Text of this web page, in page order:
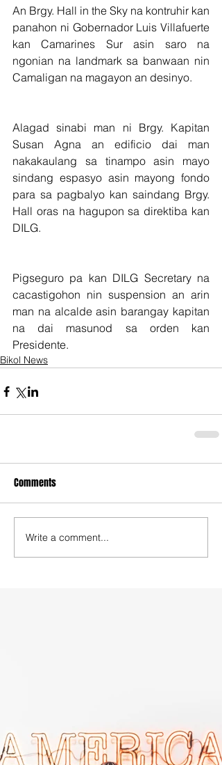
An Brgy. Hall in the Sky na kontruhir kan
panahon ni Gobernador Luis Villafuerte
kan Camarines Sur asin saro na
ngonian na landmark sa banwaan nin
Camaligan na magayon an desinyo.
Alagad sinabi man ni Brgy. Kapitan
Susan Agna an edificio dai man
nakakaulang sa tinampo asin mayo
sindang espasyo asin mayong fondo
para sa pagbalyo kan saindang Brgy.
Hall oras na hagupon sa direktiba kan
DILG.
Pigseguro pa kan DILG Secretary na
cacastigohon nin suspension an arin
man na alcalde asin barangay kapitan
na dai masunod sa orden kan
Presidente.
Bikol News
Comments
Write a comment...